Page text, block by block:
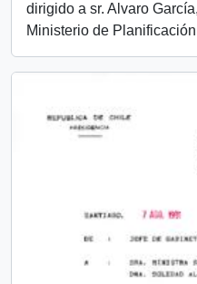
dirigido a sr. Alvaro
Ministerio de